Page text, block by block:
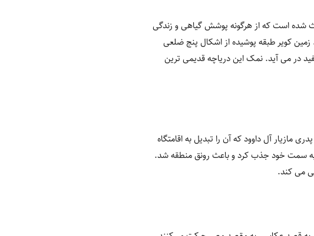
شده است که از هرگونه پوشش گیاهی و زندگی
کویر طبقه پوشیده از اشکال پنج ضلعی
در می آید. نمک این دریاچه قدیمی ترین
مازیار آل داوود که آن را تبدیل به اقامتگاه
به سمت خود جذب کرد و باعث رونق منطقه شد.
می کند.